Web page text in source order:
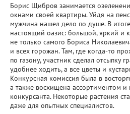
Борис Щибров занимается
окнами своей квартиры. Уйдя на
мужчина нашел дело по душе. В
настоящий оазис: большой, яркий и
не только самого Бориса
и всех горожан. Там, где когда-то
по газону, участник сделал отсыпку
удобнее ходить, а все цветы и
Конкурсная комиссия была в
а также восхищена ассортиментом
конкурсанта. Некоторые растения
даже для опытных специалистов.